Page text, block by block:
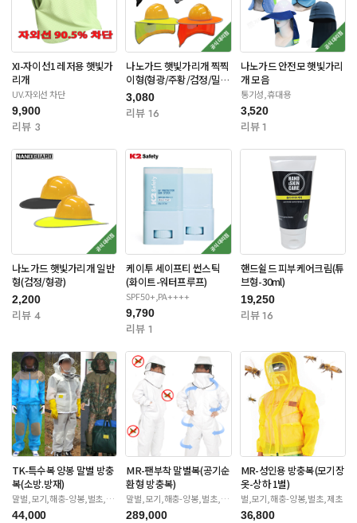
XI-자이선1 레저용 햇빛가
리개
UV.자외선 차단
9,900
리뷰 3
나노가드 햇빛가리개 찍찍
이형(형광/주황/검정/밀리
터리)
3,080
리뷰 16
나노가드 안전모 햇빛가리
개 모음
통기성,휴대용
3,520
리뷰 1
나노가드 햇빛가리개 일반
형(검정/형광)
2,200
리뷰 4
케이투 세이프티 썬스틱
(화이트-워터프루프)
SPF50+,PA++++
9,790
리뷰 1
핸드쉴드 피부케어크림(튜
브형-30ml)
19,250
리뷰 16
TK-특수복 양봉 말벌 방충
복(소방.방재)
말벌,모기,해충-양봉,벌초,제
초
44,000
MR-팬부착 말벌복(공기순
환형 방충복)
말벌,모기,해충-양봉,벌초,제
초
289,000
MR-성인용 방충복(모기장
옷-상하 1벌)
벌,모기,해충-양봉,벌초,제초
36,800